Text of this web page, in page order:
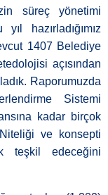
süreç yönetimi
hazırladığımız
1407 Belediye
açısından
Raporumuzda
Sistemi
kadar birçok
ve konsepti
teşkil edeceğini